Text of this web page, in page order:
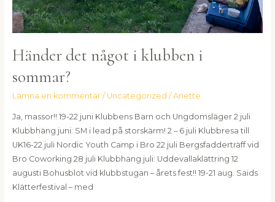
Händer det något i klubben i
sommar?
Lämna en kommentar / Uncategorized / Anette
Ja, massor!! 19-22 juni Klubbens Barn och Ungdomsläger 2 juli
Klubbhäng juni: SM i lead på storskärm! 2 – 6 juli Klubbresa till
UK16-22 juli Nordic Youth Camp i Bro 22 juli Bergsfadderträff vid
Bro Coworking 28 juli Klubbhäng juli: Uddevallaklättring 12
augusti Bohusblot vid klubbstugan – årets fest!! 19-21 aug. Saids
Klätterfestival – med